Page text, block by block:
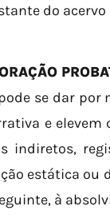
do
se dar
e elevem
indiretos,
estática ou
à